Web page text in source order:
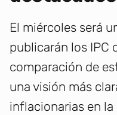
El miércoles será
publicarán los IPC
comparación de
una visión más
inflacionarias en la